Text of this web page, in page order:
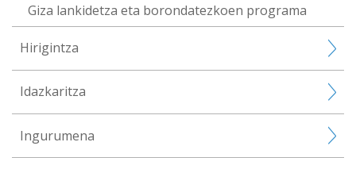
Giza lankidetza eta borondatezkoen programa
Hirigintza
Idazkaritza
Ingurumena